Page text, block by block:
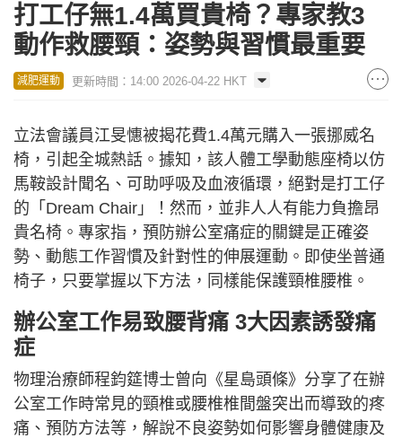
打工仔無1.4萬買貴椅？專家教3
動作救腰頸：姿勢與習慣最重要
減肥運動 更新時間：14:00 2026-04-22 HKT
立法會議員江旻憓被揭花費1.4萬元購入一張挪威名
椅，引起全城熱話。據知，該人體工學動態座椅以仿
馬鞍設計聞名、可助呼吸及血液循環，絕對是打工仔
的「Dream Chair」！然而，並非人人有能力負擔昂
貴名椅。專家指，預防辦公室痛症的關鍵是正確姿
勢、動態工作習慣及針對性的伸展運動。即使坐普通
椅子，只要掌握以下方法，同樣能保護頸椎腰椎。
辦公室工作易致腰背痛 3大因素誘發痛
症
物理治療師程鈞筵博士曾向《星島頭條》分享了在辦
公室工作時常見的頸椎或腰椎椎間盤突出而導致的疼
痛、預防方法等，解說不良姿勢如何影響身體健康及